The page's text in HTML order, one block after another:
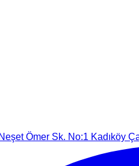
Ömer Sk. No:1 Kadıköy